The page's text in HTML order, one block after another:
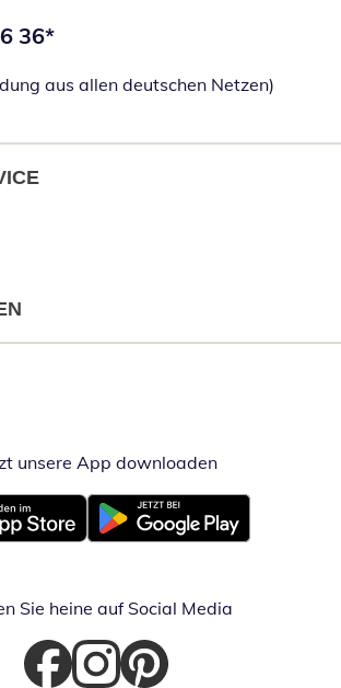
36*
aus allen deutschen Netzen)
unsere App downloadenÖffnet in
neuem FensterÖffnet in neuem Fenster
Sie heine auf Social Media